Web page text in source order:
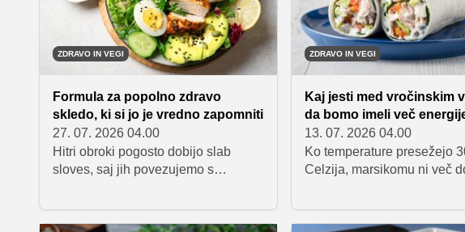
ZDRAVO IN VEGI
Formula za popolno zdravo
skledo, ki si jo je vredno zapomniti
27. 07. 2026 04.00
Hitri obroki pogosto dobijo slab
sloves, saj jih povezujemo s
tako. Ena najbolj preprostih, okusnih
ZDRAVO IN VEGI
Kaj jesti med vročinskim
da bomo imeli več
13. 07. 2026 04.00
Ko temperature presežejo
Celzija, marsikomu ni več
pogosto premami, da bi